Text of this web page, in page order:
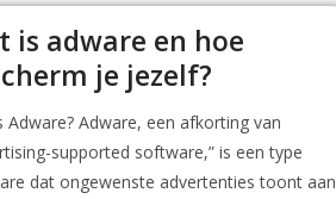
is adware en hoe
je jezelf?
Adware? Adware, een afkorting van
supported software,” is een type
dat ongewenste advertenties toont aan